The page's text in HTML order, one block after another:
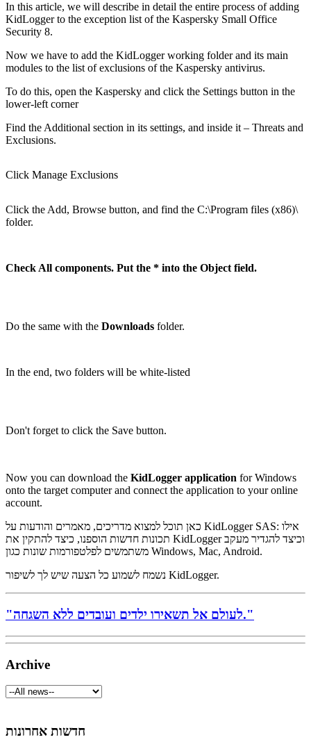
In this article, we will describe in detail the entire process of adding
KidLogger to the exception list of the Kaspersky Small Office
Security 8.
Now we have to add the KidLogger working folder and its main
modules to the list of exclusions of the Kaspersky antivirus.
To do this, open the Kaspersky and click the Settings button in the
lower-left corner
Find the Additional section in its settings, and inside it – Threats and
Exclusions.
Click Manage Exclusions
Click the Add, Browse button, and find the C:\Program files (x86)\
folder.
Check All components. Put the * into the Object field.
Do the same with the Downloads folder.
In the end, two folders will be white-listed
Don't forget to click the Save button.
Now you can download the KidLogger application for Windows
onto the target computer and connect the application to your online
account.
כאן תוכל למצוא מדריכים, מאמרים והודעות על KidLogger SAS: אילו
תכונות חדשות הוספנו, כיצד להתקין את KidLogger וכיצד להגדיר מעקב
משתמשים לפלטפורמות שונות כגון Windows, Mac, Android.
נשמח לשמוע כל הצעה שיש לך לשיפור KidLogger.
"לעולם אל תשאירו ילדים ועובדים ללא השגחה."
Archive
חדשות אחרונות